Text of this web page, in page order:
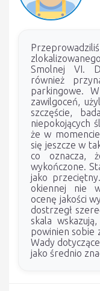
Smolnej VI.
również
parkingowe.
zawilgoceń,
szczęście,
niepokojących
że w
się jeszcze w
co oznacza,
wykończone.
jako
okiennej nie
ocenę jakości
dostrzegł
skala
powinien sobie
Wady
jako średnio